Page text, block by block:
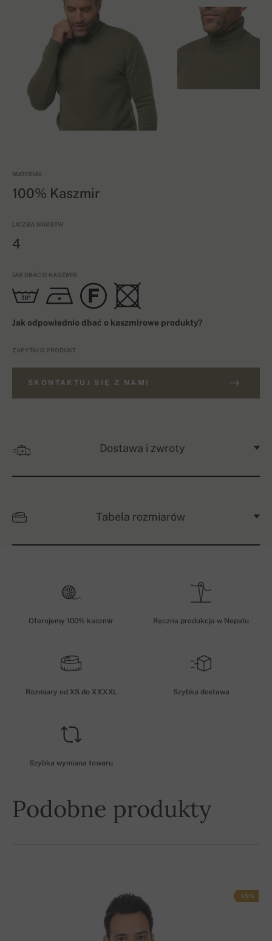
MATERIAŁ
100% Kaszmir
LICZBA WARSTW
4
JAK DBAĆ O KASZMIR
Jak odpowiednio dbać o kaszmirowe produkty?
ZAPYTAJ O PRODUKT
SKONTAKTUJ SIĘ Z NAMI
Dostawa i zwroty
Tabela rozmiarów
Oferujemy 100% kaszmir Ręczna produkcja w Nepalu
Rozmiary od XS do XXXXL Szybka dostawa
Szybka wymiana towaru
Podobne produkty
-15%